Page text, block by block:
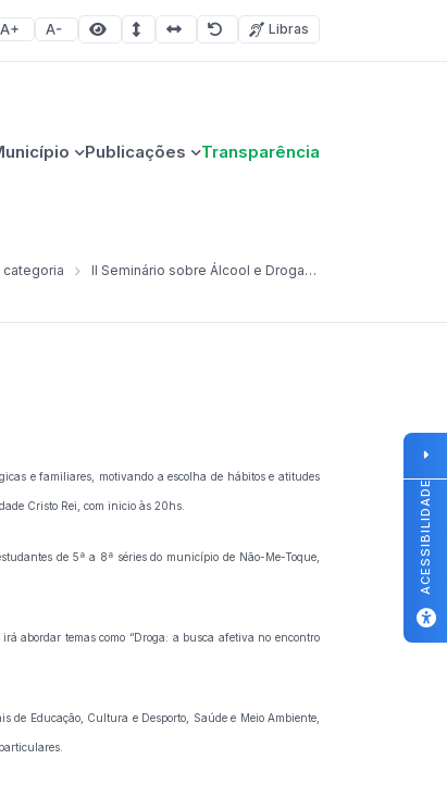
Aumentar fonte
Diminuir fonteÁrea selecionada
Espaçamento de linha
Espaço dos caracteres
RedefinirLibras
Publicações Transparência
categoria II Seminário sobre Álcool e Drogas “Não jogue com a vida”
e familiares, motivando a escolha de hábitos e atitudes
Cristo Rei, com inicio às 20hs.
de 5ª a 8ª séries do município de Não-Me-Toque,
abordar temas como “Droga: a busca afetiva no encontro
de Educação, Cultura e Desporto, Saúde e Meio Ambiente,
ACESSIBILIDADE